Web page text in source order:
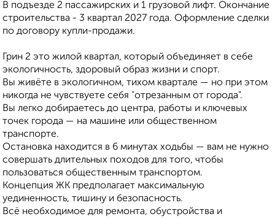
В подъезде 2 пассажирских и 1 грузовой лифт. Окончание
строительства - 3 квартал 2027 года. Оформление сделки
по договору купли-продажи.
Грин 2 это жилой квартал, который объединяет в себе
экологичность, здоровый образ жизни и спорт.
Вы живёте в экологичном, тихом квартале — но при этом
никогда не чувствуете себя "отрезанным от города".
Вы легко добираетесь до центра, работы и ключевых
точек города — на машине или общественном
транспорте.
Остановка находится в 6 минутах ходьбы — вам не нужно
совершать длительных походов для того, чтобы
пользоваться общественным транспортом.
Концепция ЖК предполагает максимальную
уединенность, тишину и безопасность.
Всё необходимое для ремонта, обустройства и